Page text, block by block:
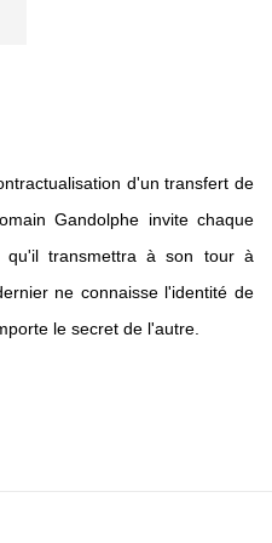
d'un transfert de
Gandolphe invite chaque
transmettra à son tour à
ne connaisse l'identité de
le secret de l'autre.